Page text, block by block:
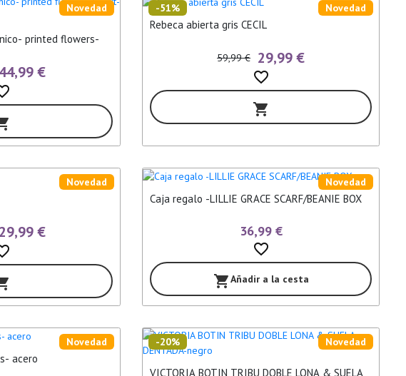
printed flowers-
Novedad
44,99 €
Rebeca abierta gris CECIL
Novedad
-51%
59,99 € 29,99 €
favorite_border
shopping_cart
Novedad
29,99 €
Caja regalo -LILLIE GRACE SCARF/BEANIE BOX
Novedad
36,99 €
favorite_border
shopping_cartAñadir a la cesta
acero
Novedad
VICTORIA BOTIN TRIBU DOBLE LONA & SUELA
Novedad
-20%